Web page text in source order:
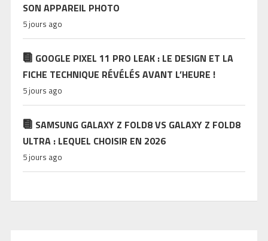
SON APPAREIL PHOTO
5 jours ago
GOOGLE PIXEL 11 PRO LEAK : LE DESIGN ET LA
FICHE TECHNIQUE RÉVÉLÉS AVANT L’HEURE !
5 jours ago
SAMSUNG GALAXY Z FOLD8 VS GALAXY Z FOLD8
ULTRA : LEQUEL CHOISIR EN 2026
5 jours ago